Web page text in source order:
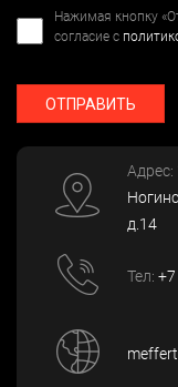
Нажимая кнопку
согласие с
ОТПРАВИТЬ
Адрес:
д.14
Тел: